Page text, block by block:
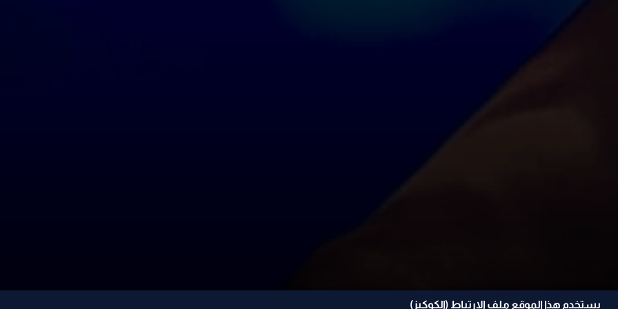
يستخدم هذا الموقع ملف الإرتباط (الكوكيز)